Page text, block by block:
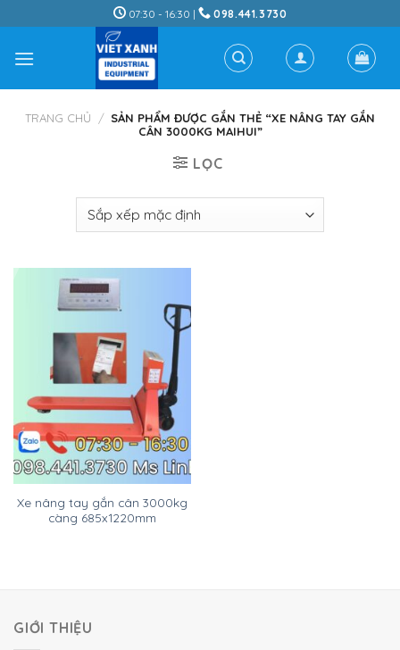
to
content
07:30 - 16:30 | 098.441.3730
TRANG CHỦ / SẢN PHẨM ĐƯỢC GẮN THẺ “XE NÂNG TAY GẮN
CÂN 3000KG MAIHUI”
LỌC
Xe nâng tay gắn cân 3000kg
càng 685x1220mm
GIỚI THIỆU